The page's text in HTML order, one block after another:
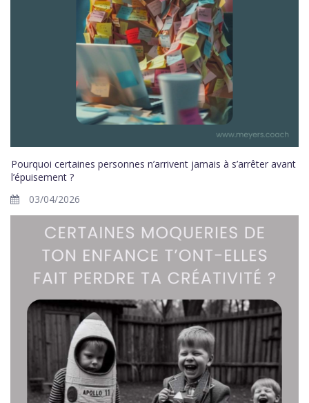
Pourquoi certaines personnes n’arrivent jamais à s’arrêter avant
l’épuisement ?
03/04/2026